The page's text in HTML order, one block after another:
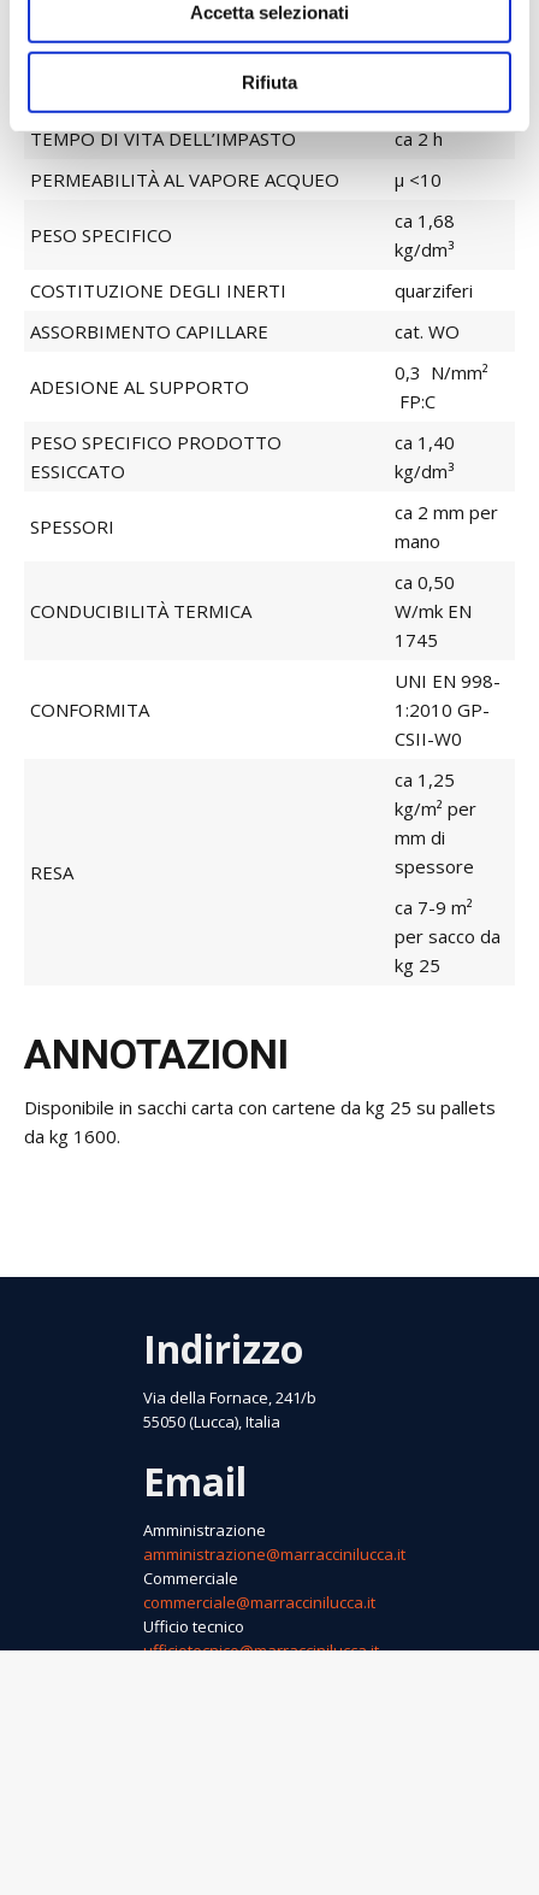
Accetta selezionati
Rifiuta
RESISTENZA A COMPRESSIONE
RESISTENZA A FLESSIONE
TEMPO DI VITA DELL’IMPASTO
ca 2 h
PERMEABILITÀ AL VAPORE ACQUEO
μ <10
PESO SPECIFICO
ca 1,68
kg/dm³
COSTITUZIONE DEGLI INERTI
quarziferi
ASSORBIMENTO CAPILLARE
cat. WO
ADESIONE AL SUPPORTO
0,3 N/mm²
FP:C
PESO SPECIFICO PRODOTTO
ESSICCATO
ca 1,40
kg/dm³
SPESSORI
ca 2 mm per
mano
CONDUCIBILITÀ TERMICA
ca 0,50
W/mk EN
1745
CONFORMITA
UNI EN 998-
1:2010 GP-
CSII-W0
RESA
ca 1,25
kg/m² per
mm di
spessore
ca 7-9 m²
per sacco da
kg 25
ANNOTAZIONI
Disponibile in sacchi carta con cartene da kg 25 su pallets
da kg 1600.
Indirizzo
Via della Fornace, 241/b
55050 (Lucca), Italia
Email
Amministrazione
amministrazione@marraccinilucca.it
Commerciale
commerciale@marraccinilucca.it
Ufficio tecnico
ufficiotecnico@marraccinilucca.it